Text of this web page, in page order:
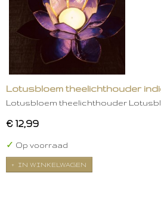
Lotusbloem theelichthouder
Lotusbloem theelichthouder
€ 12,99
✓ Op voorraad
IN WINKELWAGEN